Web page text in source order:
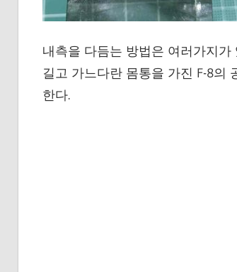
내측을 다듬는 방법은 여러가지
길고 가느다란 몸통을 가진 F-8의
한다.